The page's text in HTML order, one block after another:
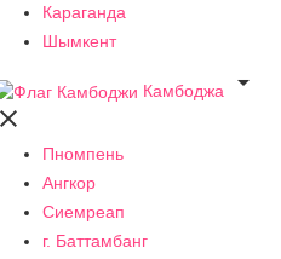
Караганда
Шымкент
Камбоджа


Пномпень
Ангкор
Сиемреап
г. Баттамбанг